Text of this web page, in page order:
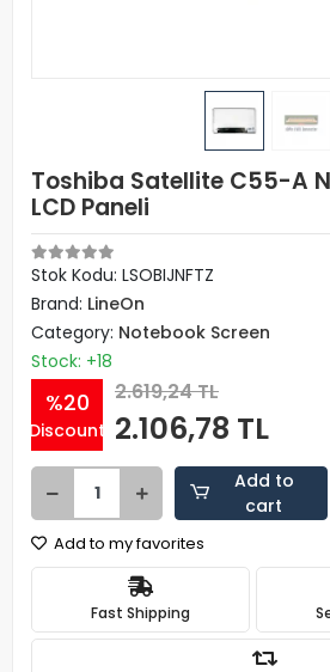
Toshiba Satellite C55-A
LCD Paneli
Stok Kodu: LSOBIJNFTZ
Brand: LineOn
Category: Notebook Screen
Stock: +18
%20
Discount
2.619,24 TL
2.106,78 TL
Add to
cart
Add to my favorites
Fast Shipping